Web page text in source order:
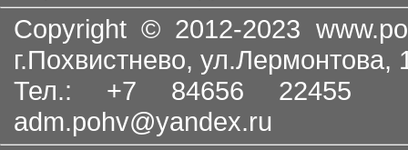
Copyright © 2012-2023
г.Похвистнево, ул.Лермонтова,
Тел.: +7 84656
adm.pohv@yandex.ru